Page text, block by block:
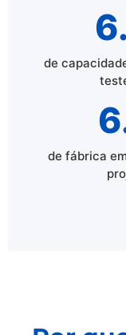
de
de fábrica